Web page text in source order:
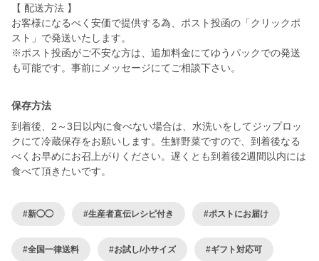
【 配送方法 】
お客様になるべく安価で提供する為、ポスト投函の「クリックポ
スト」で発送いたします。
※ポスト投函がご不安な方は、追加料金にてゆうパックでの発送
も可能です。事前にメッセージにてご相談下さい。
保存方法
到着後、2～3日以内に食べない場合は、水洗いをしてジップロッ
クにて冷蔵保存をお願いします。生鮮野菜ですので、到着後なる
べくお早めにお召上がりください。遅くとも到着後2週間以内には
食べて頂きたいです。
#新◯◯ #生産者直伝レシピ付き #ポストにお届け
#全国一律送料 #お試し/小サイズ #ギフト対応可